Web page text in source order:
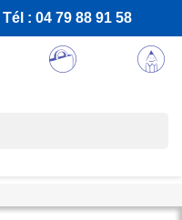
Tél : 04 79 88 91 58